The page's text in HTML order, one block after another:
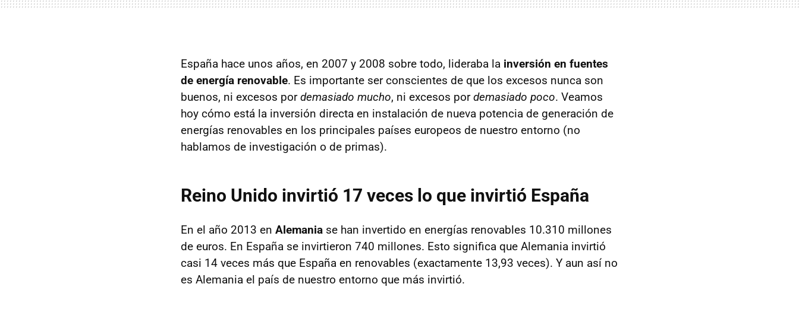
España hace unos años, en 2007 y 2008 sobre todo, lideraba la inversión en fuentes
de energía renovable. Es importante ser conscientes de que los excesos nunca son
buenos, ni excesos pordemasiado mucho, ni excesos pordemasiado poco. Veamos
hoy cómo está la inversión directa en instalación de nueva potencia de generación de
energías renovables en los principales países europeos de nuestro entorno (no
hablamos de investigación o de primas).
Reino Unido invirtió 17 veces lo que invirtió España
En el año 2013 en Alemania se han invertido en energías renovables 10.310 millones
de euros. En España se invirtieron 740 millones. Esto significa que Alemania invirtió
casi 14 veces más que España en renovables (exactamente 13,93 veces). Y aun así no
es Alemania el país de nuestro entorno que más invirtió.